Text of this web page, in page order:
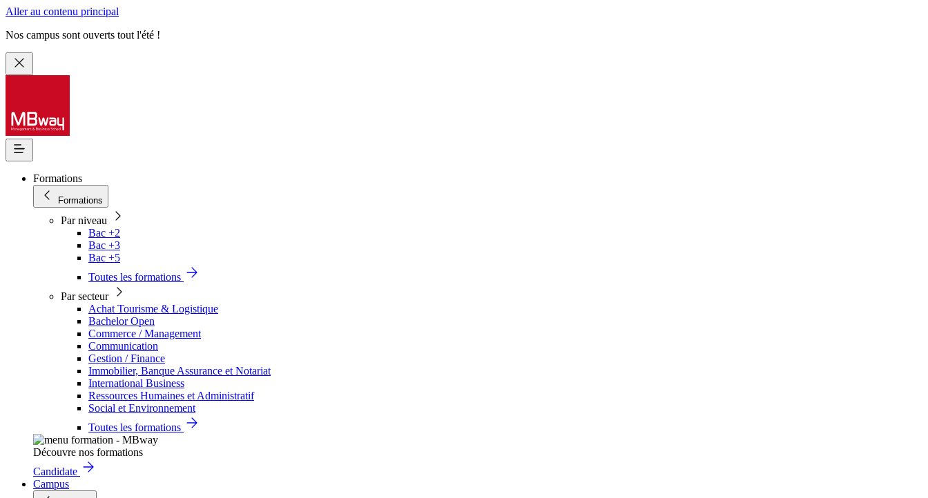
Aller au contenu principal
Nos campus sont ouverts tout l'été !
Formations
Formations
Par niveau
Bac +2
Bac +3
Bac +5
Toutes les formations
Par secteur
Achat Tourisme & Logistique
Bachelor Open
Commerce / Management
Communication
Gestion / Finance
Immobilier, Banque Assurance et Notariat
International Business
Ressources Humaines et Administratif
Social et Environnement
Toutes les formations
Découvre nos formations
Candidate
Campus